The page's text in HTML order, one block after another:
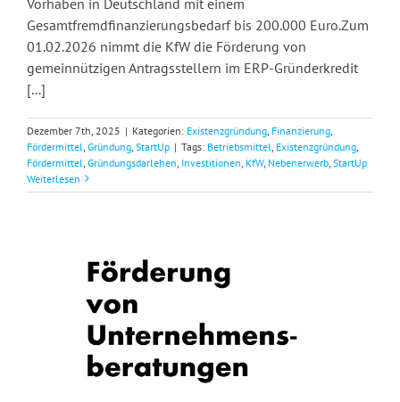
Gesamtfremdfinanzierungsbedarf bis 200.000 Euro.Zum
01.02.2026 nimmt die KfW die Förderung von
gemeinnützigen Antragsstellern im ERP-Gründerkredit
[...]
Dezember 7th, 2025 | Kategorien: Existenzgründung Finanzierung
Fördermittel Gründung StartUp | Tags: Betriebsmittel Existenzgründung
Fördermittel Gründungsdarlehen Investitionen KfW, Nebenerwerb StartUp
Weiterlesen